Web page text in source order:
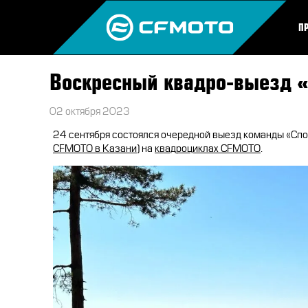
Воскресный квадро-выезд
02 октября 2023
24 сентября состоялся очередной выезд команды
CFMOTO в Казани) на квадроциклах CFMOTO.